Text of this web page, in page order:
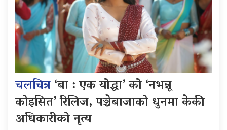
चलचित्र‘बा : एक योद्धा’ को ‘नभन्नू
कोइसित’ रिलिज, पञ्चेबाजाको धुनमा केकी
अधिकारीको नृत्य